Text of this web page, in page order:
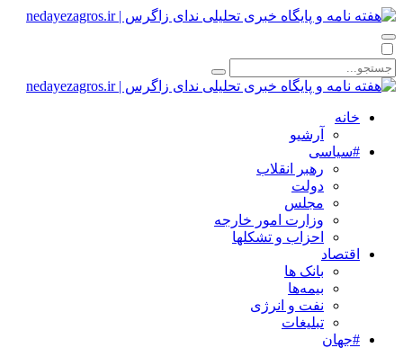
خانه
آرشیو
#سیاسی
رهبر انقلاب
دولت
مجلس
وزارت امور خارجه
احزاب و تشکلها
اقتصاد
بانک ها
بیمه‌ها
نفت و انرژی
تبلیغات
#جهان